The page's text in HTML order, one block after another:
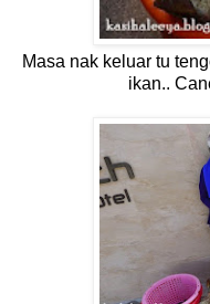
Masa nak keluar tu
ikan..